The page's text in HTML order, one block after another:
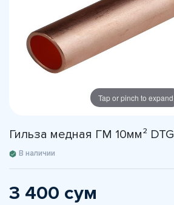
Tap or pinch to expand
Гильза медная ГМ 10мм² DTG
В наличии
3 400 сум